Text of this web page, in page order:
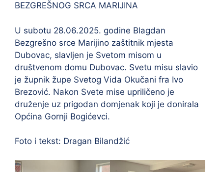
BEZGREŠNOG SRCA MARIJINA
U subotu 28.06.2025. godine Blagdan
Bezgrešno srce Marijino zaštitnik mjesta
Dubovac, slavljen je Svetom misom u
društvenom domu Dubovac. Svetu misu slavio
je župnik župe Svetog Vida Okučani fra Ivo
Brezović. Nakon Svete mise upriličeno je
druženje uz prigodan domjenak koji je donirala
Općina Gornji Bogićevci.
Foto i tekst: Dragan Bilandžić